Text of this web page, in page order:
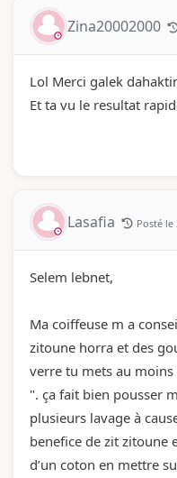
Zina20002000
Lol Merci galek
Et ta vu le resultat
Lasafia Posté le
Selem lebnet,
Ma coiffeuse m a
zitoune horra et des
verre tu mets au
". ça fait bien pousser
plusieurs lavage à
benefice de zit zitoune
d’un coton en mettre